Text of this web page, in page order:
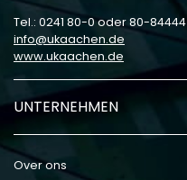
Tel.: 0241 80-0 oder 80-84444
info
ukaachen de
www.ukaachen.de
UNTERNEHMEN
Over ons